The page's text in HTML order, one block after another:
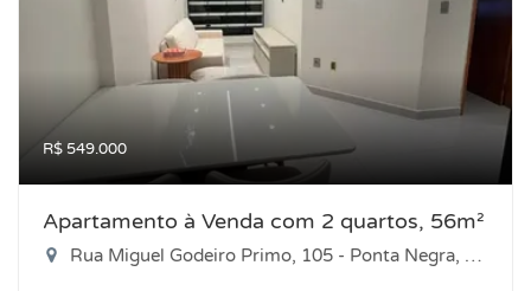
R$ 549.000
Apartamento à Venda com 2 quartos, 56m²
Rua Miguel Godeiro Primo, 105 - Ponta Negra, Natal-RN